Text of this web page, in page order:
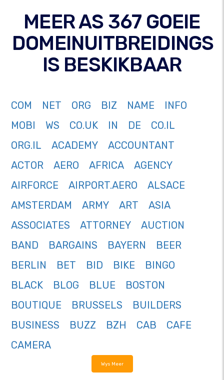
MEER AS 367 GOEIE
DOMEINUITBREIDINGS
IS BESKIKBAAR
COM NET ORG BIZ NAME
INFO
MOBI
WS CO.UK IN DE
CO.IL
ORG.IL
ACADEMY
ACCOUNTANT
ACTOR
AERO AFRICA
AGENCY
AIRFORCE
AIRPORT.AERO
ALSACE
AMSTERDAM
ARMY ART
ASIA
ASSOCIATES
ATTORNEY
AUCTION
BAND
BARGAINS BAYERN
BEER
BERLIN
BET BID BIKE
BINGO
BLACK
BLOG BLUE
BOSTON
BOUTIQUE
BRUSSELS
BUILDERS
BUSINESS
BUZZ BZH CAB
CAFE
CAMERA
Wys Meer